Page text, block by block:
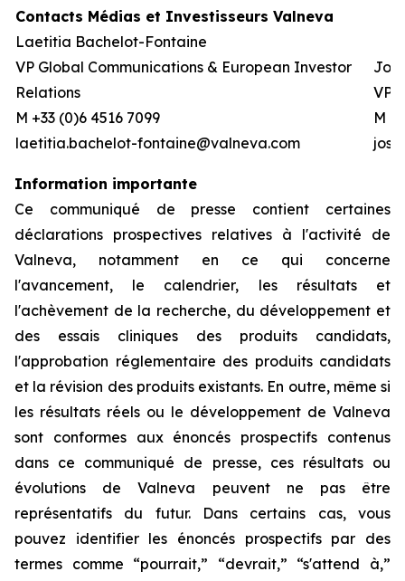
Contacts Médias et Investisseurs Valneva
Laetitia Bachelot-Fontaine
VP Global Communications & European Investor
Relations
M +33 (0)6 4516 7099
laetitia.bachelot-fontaine@valneva.com
VP
M
Information importante
Ce communiqué de presse contient certaines
déclarations prospectives relatives à l'activité de
Valneva, notamment en ce qui concerne
l'avancement, le calendrier, les résultats et
l'achèvement de la recherche, du développement et
des essais cliniques des produits candidats,
l'approbation réglementaire des produits candidats
et la révision des produits existants. En outre, même si
les résultats réels ou le développement de Valneva
sont conformes aux énoncés prospectifs contenus
dans ce communiqué de presse, ces résultats ou
évolutions de Valneva peuvent ne pas être
représentatifs du futur. Dans certains cas, vous
pouvez identifier les énoncés prospectifs par des
termes comme “pourrait,” “devrait,” “s'attend à,”